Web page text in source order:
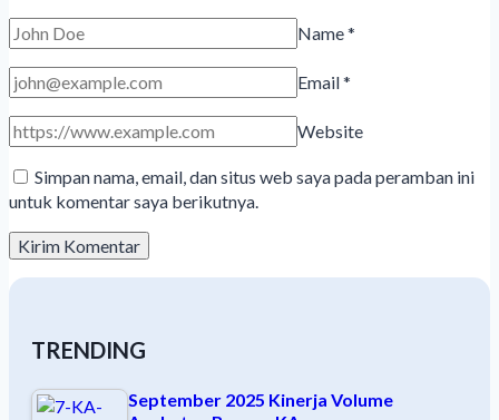
Name*
Email*
Website
Simpan nama, email, dan situs web saya pada peramban ini
untuk komentar saya berikutnya.
TRENDING
September 2025 Kinerja Volume